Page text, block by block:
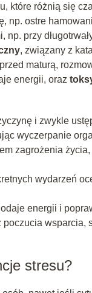
które różnią się
np. ostre
przy
, związany z
maturą,
energii, oraz
i zwykle
wyczerpanie
zagrożenia
wydarzeń
energii i
poczucia
stresu?